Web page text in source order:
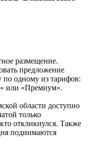
размещение.
предложение
по одному из тарифов:
или «Премиум».
области доступно
только
откликнулся. Также
поднимаются